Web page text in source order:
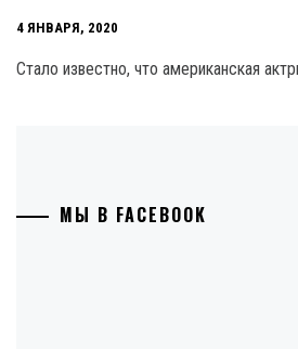
4 ЯНВАРЯ, 2020
Стало известно, что американская
МЫ В FACEBOOK